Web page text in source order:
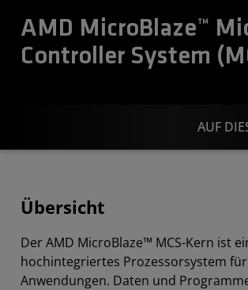
AMD MicroBlaze™
Controller System
AUF
Übersicht
Der AMD MicroBlaze™ MCS-Kern ist
hochintegriertes Prozessorsystem
Anwendungen. Daten und